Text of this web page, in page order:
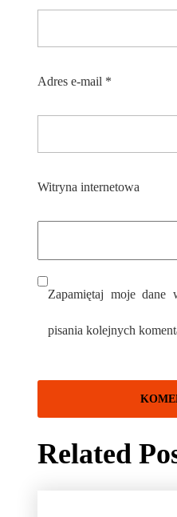
Adres e-mail *
Witryna internetowa
Zapamiętaj moje dane
pisania kolejnych
Related